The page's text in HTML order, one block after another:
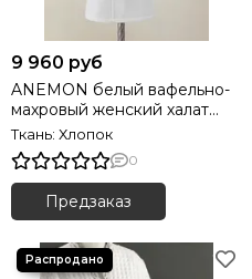
9 960 руб
ANEMON белый вафельно-
махровый женский халат
Soft Cotton (Турция)
Ткань: Хлопок
0
Предзаказ